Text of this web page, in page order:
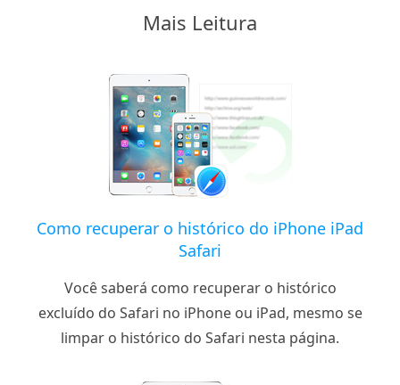
Mais Leitura
Como recuperar o histórico do iPhone iPad
Safari
Você saberá como recuperar o histórico
excluído do Safari no iPhone ou iPad, mesmo se
limpar o histórico do Safari nesta página.